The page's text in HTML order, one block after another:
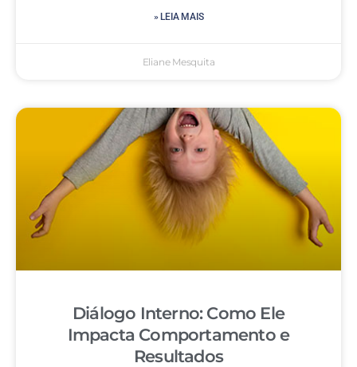
» LEIA MAIS
Eliane Mesquita
Diálogo Interno: Como Ele
Impacta Comportamento e
Resultados